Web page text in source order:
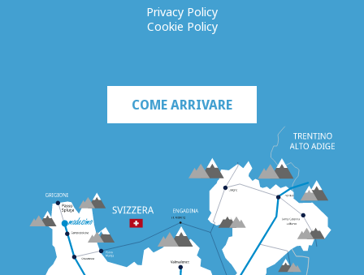
Privacy Policy
Cookie Policy
COME ARRIVARE